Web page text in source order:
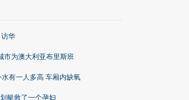
华
市为澳大利亚布里斯班
有一人多高 车厢内缺氧
艇救了一个孕妇